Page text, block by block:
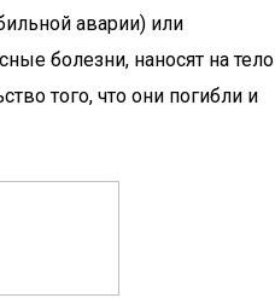
аварии) или
болезни, наносят на тело
того, что они погибли и